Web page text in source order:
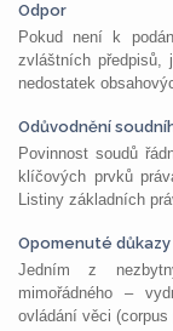
Odpor
Pokud není k
zvláštních předpisů,
nedostatek
Odůvodnění
Povinnost soudů
klíčových prvků
Listiny základních
Opomenuté
Jedním z
mimořádného –
ovládání věci